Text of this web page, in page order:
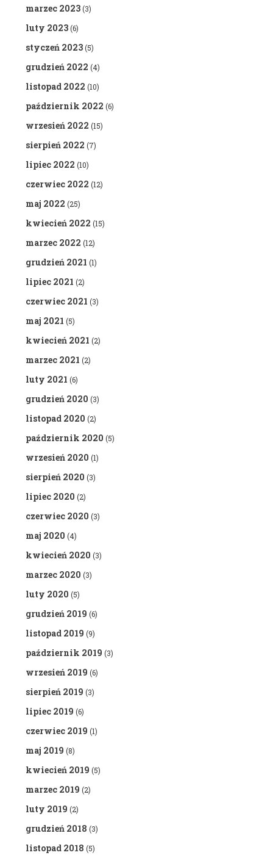
marzec 2023(3)
luty 2023(6)
styczeń 2023(5)
grudzień 2022 (4)
listopad 2022 (10)
październik 2022 (6)
wrzesień 2022 (15)
sierpień 2022 (7)
lipiec 2022 (10)
czerwiec 2022 (12)
maj 2022 (25)
kwiecień 2022 (15)
marzec 2022 (12)
grudzień 2021 (1)
lipiec 2021 (2)
czerwiec 2021 (3)
maj 2021 (5)
kwiecień 2021 (2)
marzec 2021 (2)
luty 2021 (6)
grudzień 2020 (3)
listopad 2020 (2)
październik 2020 (5)
wrzesień 2020 (1)
sierpień 2020 (3)
lipiec 2020 (2)
czerwiec 2020 (3)
maj 2020 (4)
kwiecień 2020 (3)
marzec 2020 (3)
luty 2020 (5)
grudzień 2019 (6)
listopad 2019 (9)
październik 2019 (3)
wrzesień 2019 (6)
sierpień 2019 (3)
lipiec 2019 (6)
czerwiec 2019 (1)
maj 2019 (8)
kwiecień 2019 (5)
marzec 2019 (2)
luty 2019 (2)
grudzień 2018 (3)
listopad 2018 (5)